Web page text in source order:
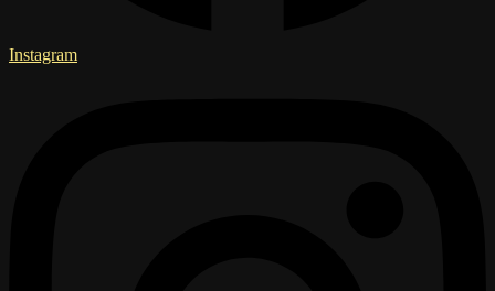
Instagram